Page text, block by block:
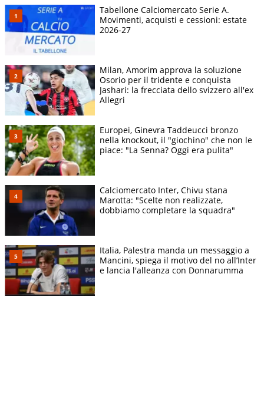
Tabellone Calciomercato Serie A.
Movimenti, acquisti e cessioni: estate
2026-27
Milan, Amorim approva la soluzione
Osorio per il tridente e conquista
Jashari: la frecciata dello svizzero all'ex
Allegri
Europei, Ginevra Taddeucci bronzo
nella knockout, il "giochino" che non le
piace: "La Senna? Oggi era pulita"
Calciomercato Inter, Chivu stana
Marotta: "Scelte non realizzate,
dobbiamo completare la squadra"
Italia, Palestra manda un messaggio a
Mancini, spiega il motivo del no all’Inter
e lancia l'alleanza con Donnarumma